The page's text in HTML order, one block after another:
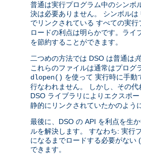
普通は実行プログラム中のシンボ
決は必要ありません。 シンボル
でリンクされている すべての実
ロードの利点は明らかです。ライ
を節約することができます。
二つめの方法では DSO は普通は
これらのファイルは通常はプログ
dlopen() を使って 実行時に手動
行なわれません。 しかし、その
DSO ライブラリによりエクスポ
静的にリンクされていたかのよう
最後に、DSO の API を利点を生
ルを解決します。 すなわち: 実行
になるまでロードする必要がない
できます。